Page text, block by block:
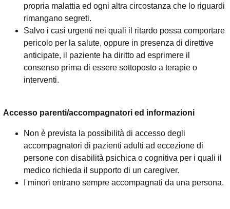
propria malattia ed ogni altra circostanza che lo riguardi
rimangano segreti.
Salvo i casi urgenti nei quali il ritardo possa comportare
pericolo per la salute, oppure in presenza di direttive
anticipate, il paziente ha diritto ad esprimere il
consenso prima di essere sottoposto a terapie o
interventi.
Accesso parenti/accompagnatori ed informazioni
Non è prevista la possibilità di accesso degli
accompagnatori di pazienti adulti ad eccezione di
persone con disabilità psichica o cognitiva per i quali il
medico richieda il supporto di un caregiver.
I minori entrano sempre accompagnati da una persona.